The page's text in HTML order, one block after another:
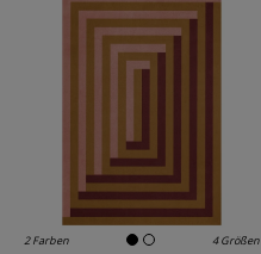
2 Farben 4 Größen